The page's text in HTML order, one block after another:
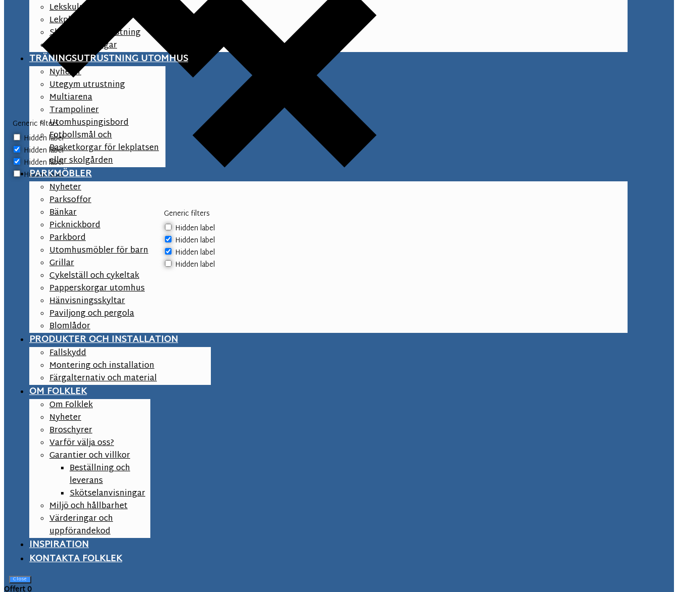
Generic filters
Hidden label
Hidden label
Hidden label
Hidden label
Generic filters
Hidden label
Hidden label
Hidden label
Hidden label
Lekskulpturer
Lekplats tillbehör
Skolgård lekutrustning
Asfaltsmålningar
TRÄNINGSUTRUSTNING UTOMHUS
Nyheter
Utegym utrustning
Multiarena
Trampoliner
Utomhuspingisbord
Fotbollsmål och
Basketkorgar för lekplatsen
eller skolgården
PARKMÖBLER
Nyheter
Parksoffor
Bänkar
Picknickbord
Parkbord
Utomhusmöbler för barn
Grillar
Cykelställ och cykeltak
Papperskorgar utomhus
Hänvisningsskyltar
Paviljong och pergola
Blomlådor
PRODUKTER OCH INSTALLATION
Fallskydd
Montering och installation
Färgalternativ och material
OM FOLKLEK
Om Folklek
Nyheter
Broschyrer
Varför välja oss?
Garantier och villkor
Beställning och
leverans
Skötselanvisningar
Miljö och hållbarhet
Värderingar och
uppförandekod
INSPIRATION
KONTAKTA FOLKLEK
Close